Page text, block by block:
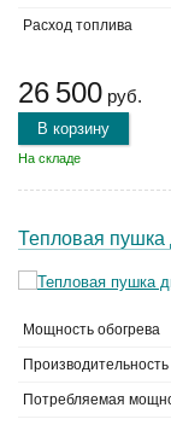
Расход топлива
26 500 руб.
В корзину
На складе
Тепловая пушка
Мощность обогрева
Потребляемая